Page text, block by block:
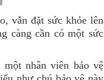
vẫn đặt sức khỏe lên
càng cần có một sức
nhân viên bảo vệ